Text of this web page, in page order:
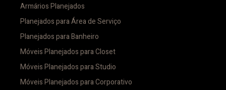
Armários Planejados
Planejados para Área de Serviço
Planejados para Banheiro
Móveis Planejados para Closet
Móveis Planejados para Studio
Móveis Planejados para Corporativo